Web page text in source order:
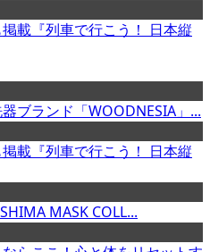
載『列車で行こう！ 日本縦
ブランド「WOODNESIA」...
載『列車で行こう！ 日本縦
MASK COLL...